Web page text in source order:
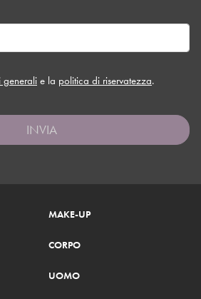
e la politica di riservatezza.
INVIA
MAKE-UP
CORPO
UOMO